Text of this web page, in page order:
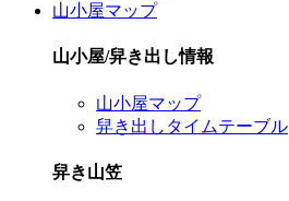
山小屋マップ
山小屋/舁き出し情報
山小屋マップ
舁き出しタイムテーブル
舁き山笠